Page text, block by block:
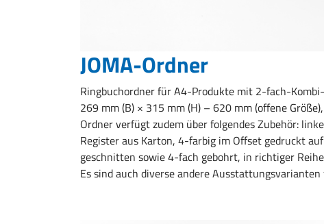
JOMA-Ordner
Ringbuchordner für A4-Produkte mit 2-fach-
269 mm (B) × 315 mm (H) – 620 mm (offene
Ordner verfügt zudem über folgendes Zubehör:
Register aus Karton, 4-farbig im Offset gedruckt
geschnitten sowie 4-fach gebohrt, in richtiger
Es sind auch diverse andere